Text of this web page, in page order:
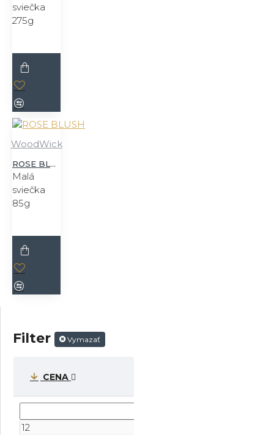
sviečka
275g
WoodWick
ROSE BLUSH
Malá
sviečka
85g
Filter Vymazať
CENA